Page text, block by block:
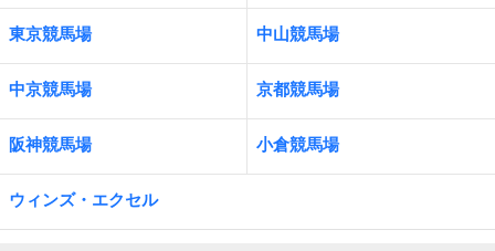
東京競馬場 中山競馬場
中京競馬場 京都競馬場
阪神競馬場 小倉競馬場
ウィンズ・エクセル